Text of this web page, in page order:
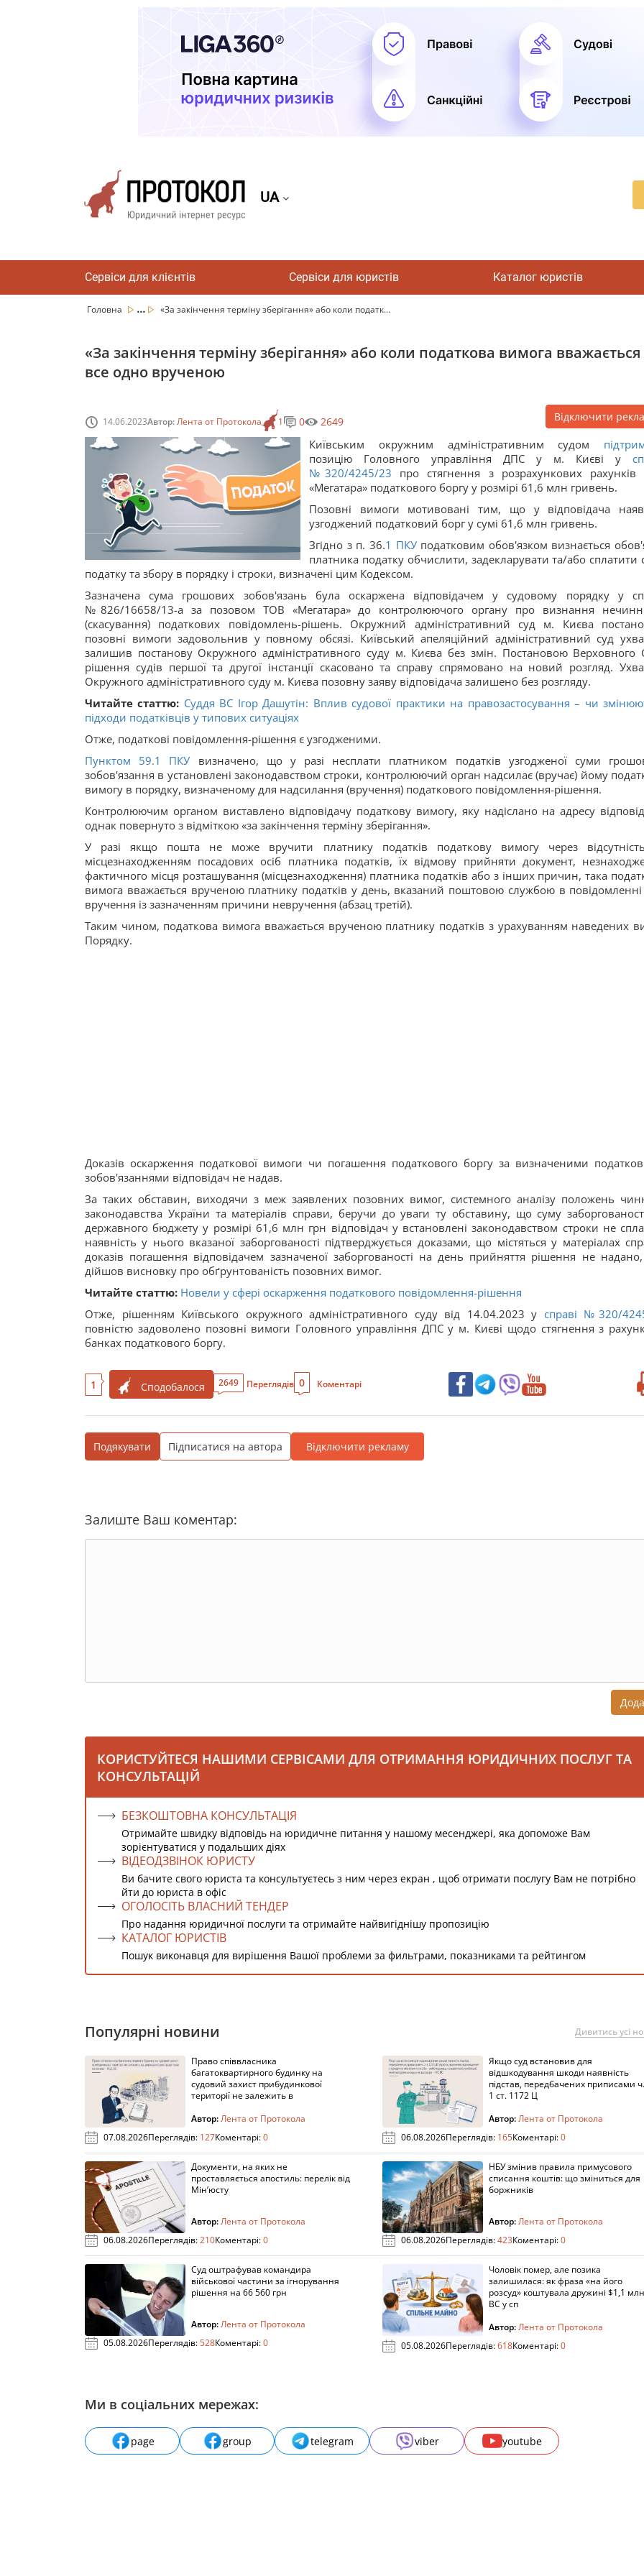
UA
Сервіси для клієнтів Сервіси для юристів Каталог юристів
Головна ... «За закінчення терміну зберігання» або коли податк...
«За закінчення терміну зберігання» або коли податкова вимога вважається
все одно врученою
14.06.2023Автор:Лента от Протокола 1 0 2649 Відключити
Київським окружним адміністративним судом
позицію Головного управління ДПС у м. Києві у
№320/4245/23 про стягнення з розрахункових
«Мегатара» податкового боргу у розмірі 61,6 млн гривень.
Позовні вимоги мотивовані тим, що у відповідача
узгоджений податковий борг у сумі 61,6 млн гривень.
Згідно з п. 36.1 ПКУподатковим обов'язком визнається
платника податку обчислити, задекларувати та/або сплатити
податку та збору в порядку і строки, визначені цим Кодексом.
Зазначена сума грошових зобов'язань була оскаржена відповідачем у судовому порядку у
№826/16658/13-а за позовом ТОВ «Мегатара» до контролюючого органу про визнання
(скасування) податкових повідомлень-рішень. Окружний адміністративний суд м. Києва
позовні вимоги задовольнив у повному обсязі. Київський апеляційний адміністративний суд
залишив постанову Окружного адміністративного суду м. Києва без змін. Постановою Верховного
рішення судів першої та другої інстанції скасовано та справу спрямовано на новий розгляд.
Окружного адміністративного суду м. Києва позовну заяву відповідача залишено без розгляду.
Читайте статтю: Суддя ВС Ігор Дашутін: Вплив судової практики на правозастосування – чи
підходи податківців у типових ситуаціях
Отже, податкові повідомлення-рішення є узгодженими.
Пунктом 59.1 ПКУ визначено, що у разі несплати платником податків узгодженої суми
зобов'язання в установлені законодавством строки, контролюючий орган надсилає (вручає) йому
вимогу в порядку, визначеному для надсилання (вручення) податкового повідомлення-рішення.
Контролюючим органом виставлено відповідачу податкову вимогу, яку надіслано на адресу
однак повернуто з відміткою «за закінчення терміну зберігання».
У разі якщо пошта не може вручити платнику податків податкову вимогу через
місцезнаходженням посадових осіб платника податків, їх відмову прийняти документ,
фактичного місця розташування (місцезнаходження) платника податків або з інших причин, така
вимога вважається врученою платнику податків у день, вказаний поштовою службою в
вручення із зазначенням причини невручення (абзац третій).
Таким чином, податкова вимога вважається врученою платнику податків з урахуванням наведених
Порядку.
Доказів оскарження податкової вимоги чи погашення податкового боргу за визначеними
зобов'язаннями відповідач не надав.
За таких обставин, виходячи з меж заявлених позовних вимог, системного аналізу положень
законодавства України та матеріалів справи, беручи до уваги ту обставину, що суму
державного бюджету у розмірі 61,6 млн грн відповідач у встановлені законодавством строки не
наявність у нього вказаної заборгованості підтверджується доказами, що містяться у матеріалах
доказів погашення відповідачем зазначеної заборгованості на день прийняття рішення не
дійшов висновку про обґрунтованість позовних вимог.
Читайте статтю: Новели у сфері оскарження податкового повідомлення-рішення
Отже, рішенням Київського окружного адміністративного суду від 14.04.2023 у справі №320/
повністю задоволено позовні вимоги Головного управління ДПС у м. Києві щодо стягнення з
банках податкового боргу.
1 Сподобалося 2649 Переглядів 0 Коментарі
Подякувати Підписатися на автора Відключити рекламу
Залиште Ваш коментар:
КОРИСТУЙТЕСЯ НАШИМИ СЕРВІСАМИ ДЛЯ ОТРИМАННЯ ЮРИДИЧНИХ ПОСЛУГ ТА
КОНСУЛЬТАЦІЙ
БЕЗКОШТОВНА КОНСУЛЬТАЦІЯ
Отримайте швидку відповідь на юридичне питання у нашому месенджері, яка допоможе Вам
зорієнтуватися у подальших діях
ВІДЕОДЗВІНОК ЮРИСТУ
Ви бачите свого юриста та консультуєтесь з ним через екран , щоб отримати послугу Вам не потрібно
йти до юриста в офіс
ОГОЛОСІТЬ ВЛАСНИЙ ТЕНДЕР
Про надання юридичної послуги та отримайте найвигіднішу пропозицію
КАТАЛОГ ЮРИСТІВ
Пошук виконавця для вирішення Вашої проблеми за фильтрами, показниками та рейтингом
Популярні новини Дивитись усі
Право співвласника
багатоквартирного будинку на
судовий захист прибудинкової
території не залежить в
Автор:Лента от Протокола
07.08.2026Переглядів: 127Коментарі:0
Якщо суд встановив для
відшкодування шкоди наявність
підстав, передбачених приписами ч.
1 ст. 1172 Ц
Автор:Лента от Протокола
06.08.2026Переглядів: 165Коментарі:0
Документи, на яких не
проставляється апостиль: перелік від
Мін’юсту
Автор:Лента от Протокола
06.08.2026Переглядів:210Коментарі:0
НБУ змінив правила примусового
списання коштів: що зміниться для
боржників
Автор:Лента от Протокола
06.08.2026Переглядів:423Коментарі:0
Суд оштрафував командира
військової частини за ігнорування
рішення на 66 560 грн
Автор:Лента от Протокола
05.08.2026Переглядів:528Коментарі:0
Чоловік помер, але позика
залишилася: як фраза «на його
розсуд» коштувала дружині $1,1
ВС у сп
Автор:Лента от Протокола
05.08.2026Переглядів:618Коментарі:0
Ми в соціальних мережах:
page group telegram viber youtube